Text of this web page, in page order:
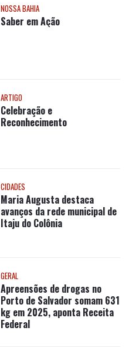
NOSSA BAHIA
Saber em Ação
ARTIGO
Celebração e
Reconhecimento
CIDADES
Maria Augusta destaca
avanços da rede municipal de
Itaju do Colônia
GERAL
Apreensões de drogas no
Porto de Salvador somam 631
kg em 2025, aponta Receita
Federal